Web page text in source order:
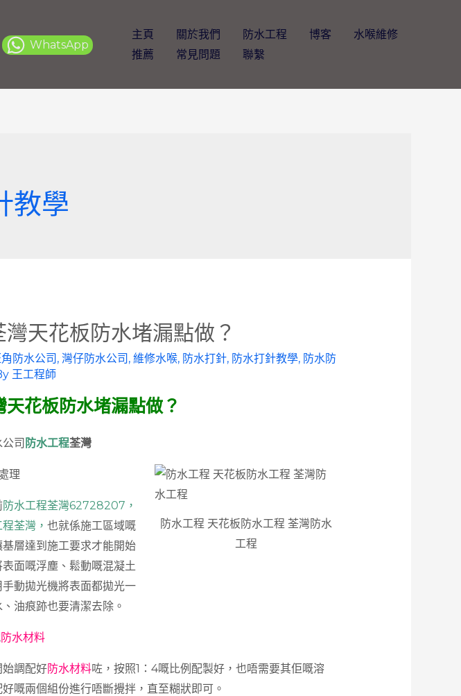
WhatsApp
主頁 關於我們 防水工程 博客
水喉維修
推薦
常見問題 聯繫
教學
灣天花板防水堵漏點做？
防水公司 , 灣仔防水公司 , 維修水喉, 防水打針, 防水打針教學, 防水防
王工程師
天花板防水堵漏點做？
司 防水工程荃灣
防水工程 天花板防水工程 荃灣防水
工程
理
防水工程荃灣62728207，
荃灣， 也就係施工區域嘅
層達到施工要求才能開始
面嘅浮塵、鬆動嘅混凝土
動拋光機將表面都拋光一
油痕跡也要清潔去除。
防水材料
調配好防水材料咗，按照1：4嘅比例配製好，也唔需要其佢嘅溶
嘅兩個組份進行唔斷攪拌，直至糊狀即可。